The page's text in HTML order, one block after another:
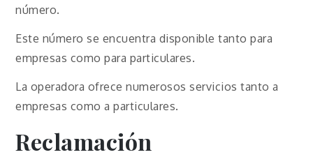
número.
Este número se encuentra disponible tanto para
empresas como para particulares.
La operadora ofrece numerosos servicios tanto a
empresas como a particulares.
Reclamación